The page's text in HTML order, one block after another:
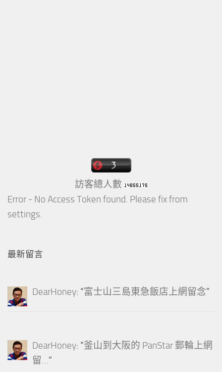
訪客總人數
Error - No Access Token found. Please fix from
settings.
最新留言
DearHoney: “富士山三島東急飯店上網留念”
DearHoney: “釜山到大阪的 PanStar 郵輪上網
留…”